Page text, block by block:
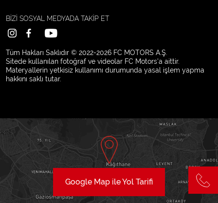
BİZİ SOSYAL MEDYADA TAKİP ET
Tüm Hakları Saklıdır © 2022-2026 FC MOTORS A.Ş.
Sitede kullanılan fotoğraf ve videolar FC Motors'a aittir.
Materyallerin yetkisiz kullanımı durumunda yasal işlem yapma
hakkını saklı tutar.
Google Map ile Yol Tarifi